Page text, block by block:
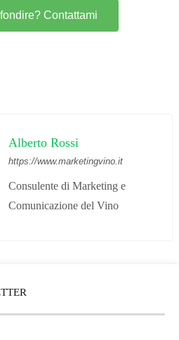
Contattami
Alberto Rossi
https://www.marketingvino.it
Consulente di Marketing e
Comunicazione del Vino